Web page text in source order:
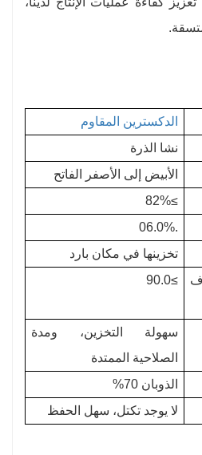
الدكسترين المقاوم
نشا الذرة
الأبيض إلى الأصفر الفاتح
≥82%
.06.0%
تخزينها في مكان بارد
≥90.0
سهولة التخزين، ومدة
الصلاحية الممتدة
الذوبان 70%
لا يوجد تكتل، سهل الحفظ